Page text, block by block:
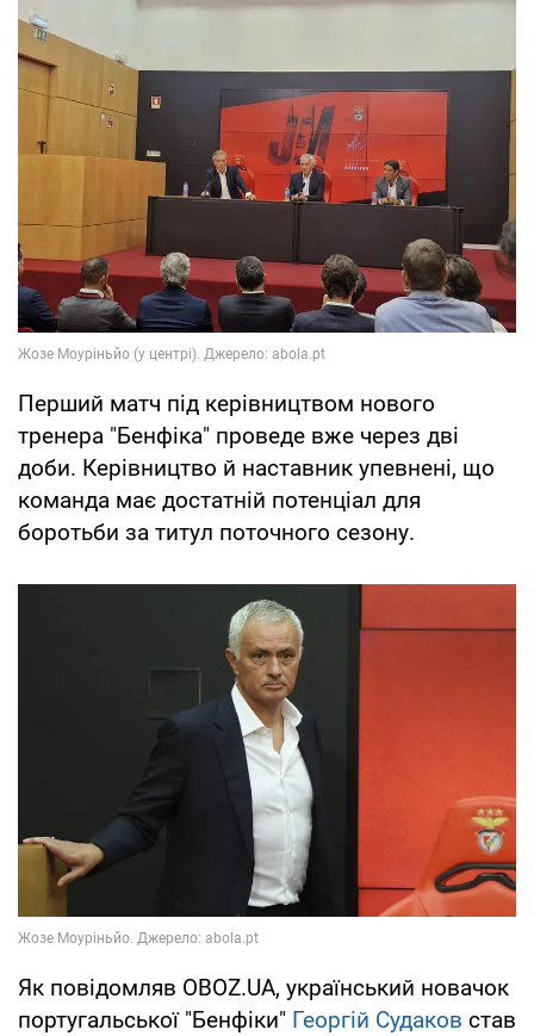
Перший матч під керівництвом нового
тренера "Бенфіка" проведе вже через дві
доби. Керівництво й наставник упевнені, що
команда має достатній потенціал для
боротьби за титул поточного сезону.
Як повідомляв OBOZ.UA, український новачок
португальської "Бенфіки" Георгій Судаков став